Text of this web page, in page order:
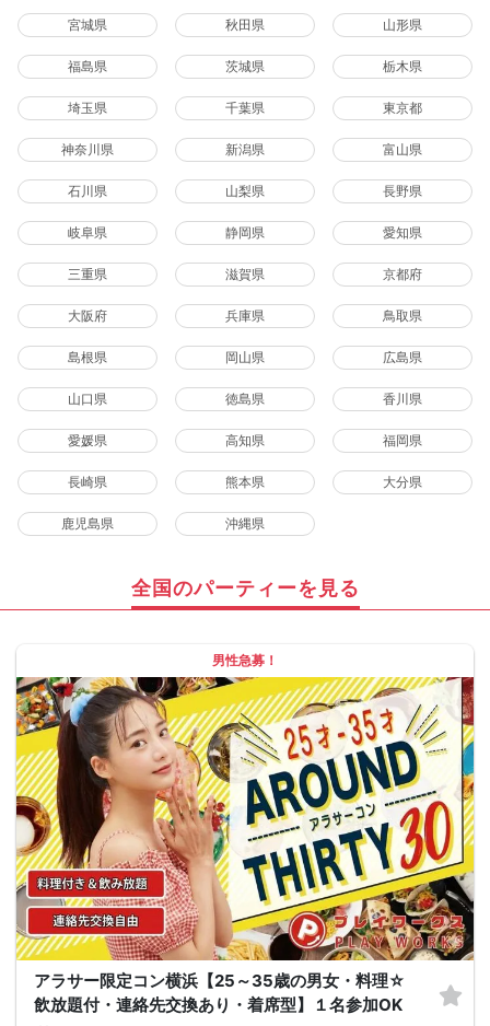
宮城県 秋田県 山形県
福島県 茨城県 栃木県
埼玉県 千葉県 東京都
神奈川県 新潟県 富山県
石川県 山梨県 長野県
岐阜県 静岡県 愛知県
三重県 滋賀県 京都府
大阪府 兵庫県 鳥取県
島根県 岡山県 広島県
山口県 徳島県 香川県
愛媛県 高知県 福岡県
長崎県 熊本県 大分県
鹿児島県 沖縄県
全国のパーティーを見る
男性急募！
アラサー限定コン横浜【25～35歳の男女・料理☆
飲放題付・連絡先交換あり・着席型】１名参加OK